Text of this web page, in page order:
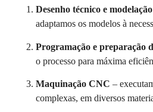
Desenho técnico e
adaptamos os modelos à
Programação e preparação
o processo para máxima
Maquinação CNC –
complexas, em diversos